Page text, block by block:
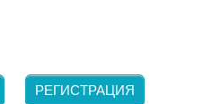
РЕГИСТРАЦИЯ